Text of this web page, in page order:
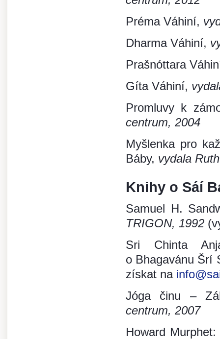
Préma Váhiní,
Dharma Váhiní,
Prašnóttara
Gíta Váhiní,
Promluvy k
centrum, 2004
Myšlenka pro
Báby, vydala
Knihy o Sáí
Samuel H.
TRIGON, 1992
Sri Chinta
o Bhagavánu Šrí
získat na
Jóga činu –
centrum, 2007
Howard